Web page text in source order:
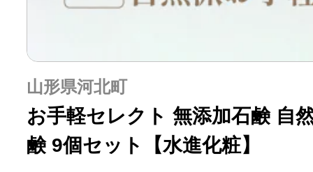
山形県河北町
お手軽セレクト 無添加石鹸 自
鹸 9個セット【水進化粧】